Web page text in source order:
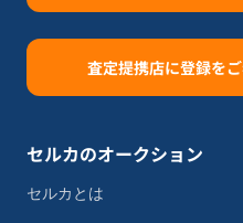
査定提携店に登録を
セルカのオークション
セルカとは